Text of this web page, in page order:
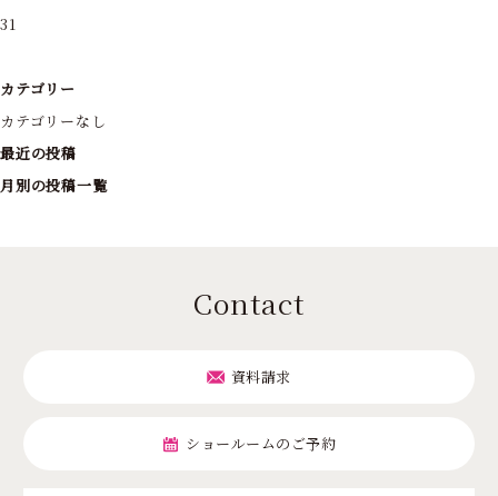
31
カテゴリー
カテゴリーなし
最近の投稿
月別の投稿一覧
Contact
資料請求
ショールームのご予約